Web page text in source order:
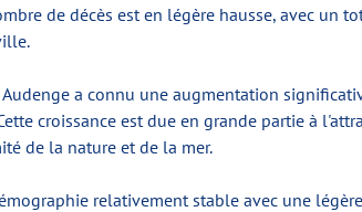
de décès est en légère hausse, avec un
a connu une augmentation
croissance est due en grande partie à
de la nature et de la mer.
relativement stable avec une